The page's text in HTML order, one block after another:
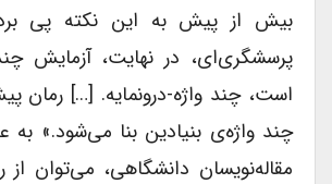
بیش از پیش به این نکته پی
پرسشگری‌ای، در نهایت، آزمایش
است، چند واژه‌-‌درونمایه. […] رمان
چند واژه‌ی بنیادین بنا می‌شود.» به
مقاله‌نویسان دانشگاهی، می‌توان از